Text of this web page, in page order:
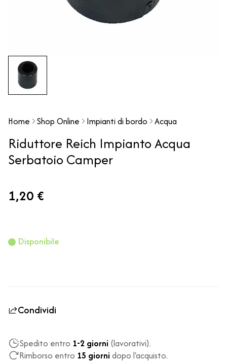
Home Shop Online Impianti di bordo Acqua
Riduttore Reich Impianto Acqua
Serbatoio Camper
1,20 €
Disponibile
Condividi
Spedito entro 1-2 giorni (lavorativi).
Rimborso entro 15 giorni dopo l'acquisto.